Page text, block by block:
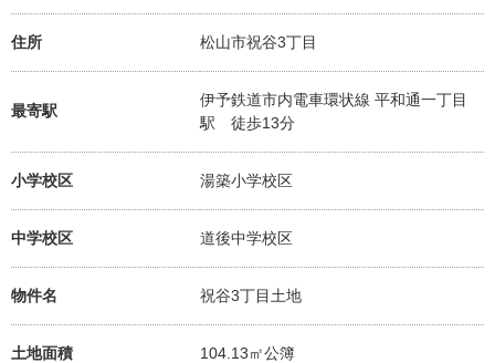
住所 松山市祝谷3丁目
最寄駅
伊予鉄道市内電車環状線 平和通一丁目
駅 徒歩13分
小学校区 湯築小学校区
中学校区 道後中学校区
物件名 祝谷3丁目土地
土地面積 104.13㎡公簿